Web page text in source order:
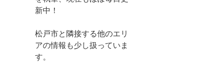
新中！
松戸市と隣接する他のエリ
アの情報も少し扱っていま
す。